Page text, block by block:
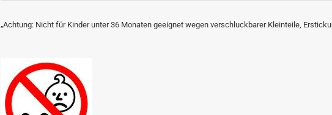
„Achtung: Nicht für Kinder unter 36 Monaten geeignet wegen verschluckbarer Kleinteile,